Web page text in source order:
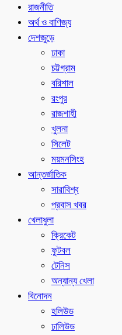
রাজনীতি
অর্থ ও বাণিজ্য
দেশজুড়ে
ঢাকা
চট্টগ্রাম
বরিশাল
রংপুর
রাজশাহী
খুলনা
সিলেট
ময়মনসিংহ
আন্তর্জাতিক
সারাবিশ্ব
প্রবাস খবর
খেলাধুলা
ক্রিকেট
ফুটবল
টেনিস
অন্যান্য খেলা
বিনোদন
হলিউড
ঢালিউড